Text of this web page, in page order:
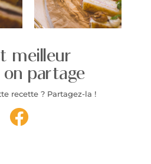
meilleur
partage
recette ? Partagez-la !